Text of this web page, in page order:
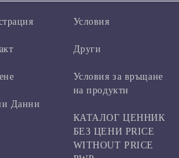
Данни
Условия
Други
Условия за връщане
на продукти
КАТАЛОГ ЦЕННИК
БЕЗ ЦЕНИ PRICE
WITHOUT PRICE